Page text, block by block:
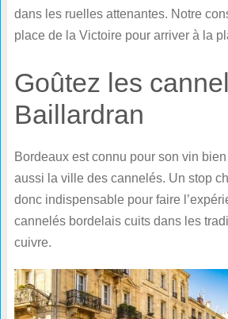
dans les ruelles attenantes. Notre
place de la Victoire pour arriver à la
Goûtez les
Baillardran
Bordeaux est connu pour son vin bien
aussi la ville des cannelés. Un stop
donc indispensable pour faire
cannelés bordelais cuits dans les
cuivre.